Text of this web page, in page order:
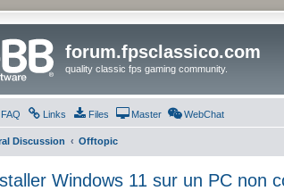
forum.fpsclassico.com
quality classic fps gaming community.
FAQ Links Files Master WebChat
Discussion Offtopic
Windows 11 sur un PC non